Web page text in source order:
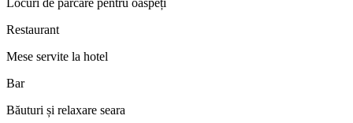
Restaurant
Mese servite la hotel
Bar
Băuturi și relaxare seara